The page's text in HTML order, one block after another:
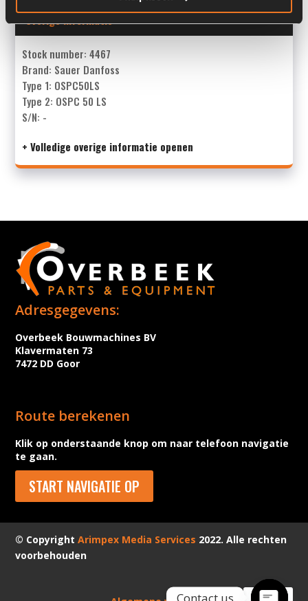
Overige informatie
Stock number: 4467
Brand: Sauer Danfoss
Type 1: OSPC50LS
Type 2: OSPC 50 LS
S/N: -
+ Volledige overige informatie openen
Adresgegevens:
Overbeek Bouwmachines BV
Klavermaten 73
7472 DD Goor
Route berekenen
Klik op onderstaande knop om naar telefoon navigatie
te gaan.
START NAVIGATIE OP
© CopyrightArimpex Media Services 2022. Alle rechten
voorbehouden
Contact us